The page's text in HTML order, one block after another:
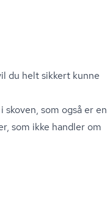
du helt sikkert kunne
som også er en
som ikke handler om